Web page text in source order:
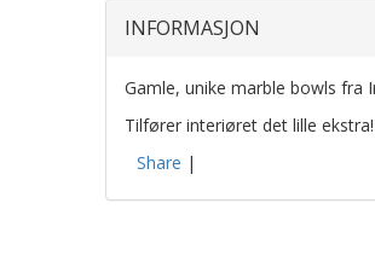
INFORMASJON
Gamle, unike marble bowls fra
Tilfører interiøret det lille ekstra!
Share |